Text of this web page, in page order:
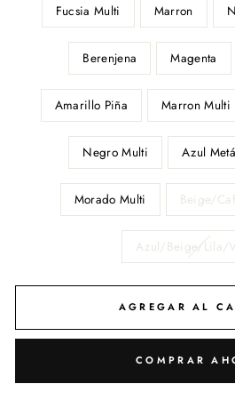
Fucsia Multi Marron
Berenjena Magenta
Amarillo Piña Marron Multi
Negro Multi Azul
Morado Multi Beige/
Azul/Beige/Lila/
AGREGAR AL
COMPRAR